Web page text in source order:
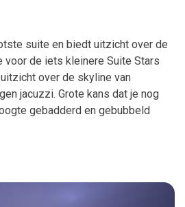
suite en biedt uitzicht over de
voor de iets kleinere Suite Stars
over de skyline van
jacuzzi. Grote kans dat je nog
gebadderd en gebubbeld